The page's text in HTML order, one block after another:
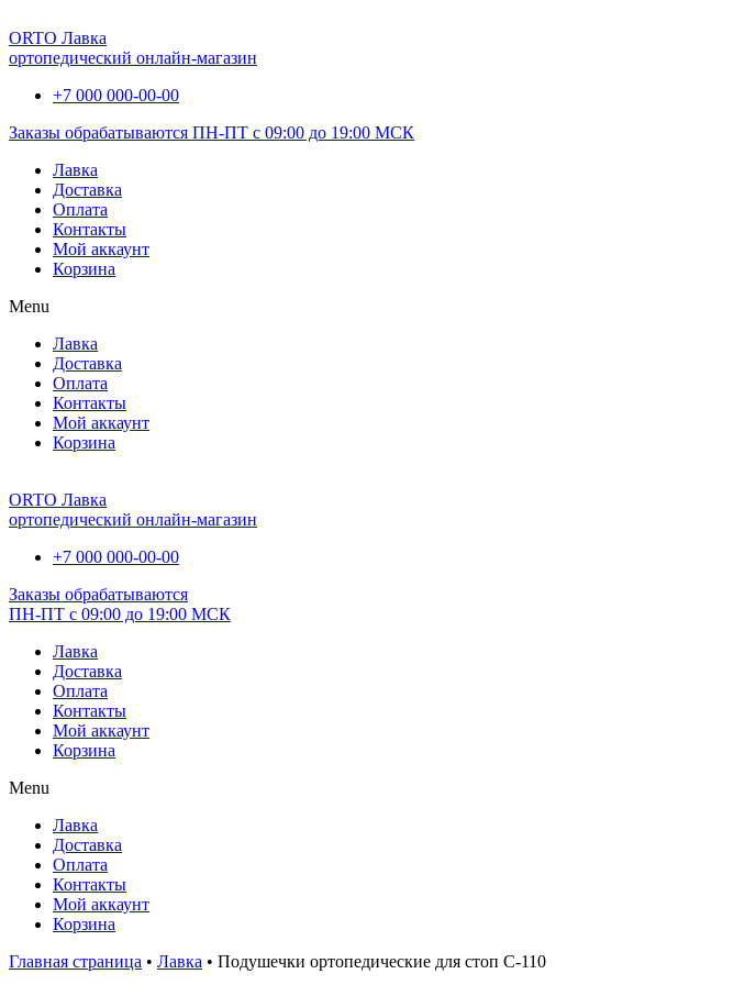
ORTO Лавка
ортопедический онлайн-магазин
+7 000 000-00-00
Заказы обрабатываются ПН-ПТ с 09:00 до 19:00 МСК
Лавка
Доставка
Оплата
Контакты
Мой аккаунт
Корзина
Menu
Лавка
Доставка
Оплата
Контакты
Мой аккаунт
Корзина
ORTO Лавка
ортопедический онлайн-магазин
+7 000 000-00-00
Заказы обрабатываются
ПН-ПТ с 09:00 до 19:00 МСК
Лавка
Доставка
Оплата
Контакты
Мой аккаунт
Корзина
Menu
Лавка
Доставка
Оплата
Контакты
Мой аккаунт
Корзина
Главная страница • Лавка • Подушечки ортопедические для стоп С-110